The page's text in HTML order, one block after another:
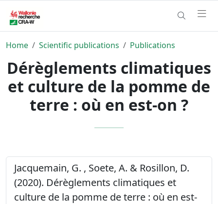
Home Scientific publications Publications
Dérèglements climatiques
et culture de la pomme de
terre : où en est-on ?
Jacquemain, G. , Soete, A. & Rosillon, D.
(2020). Dérèglements climatiques et
culture de la pomme de terre : où en est-